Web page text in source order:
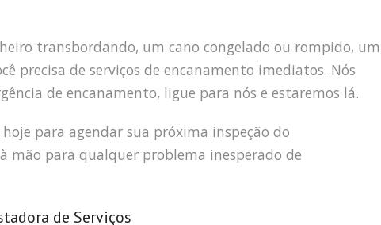
transbordando, um cano congelado ou rompido, um
precisa de serviços de encanamento imediatos. Nós
de encanamento, ligue para nós e estaremos lá.
hoje para agendar sua próxima inspeção do
mão para qualquer problema inesperado de
de Serviços